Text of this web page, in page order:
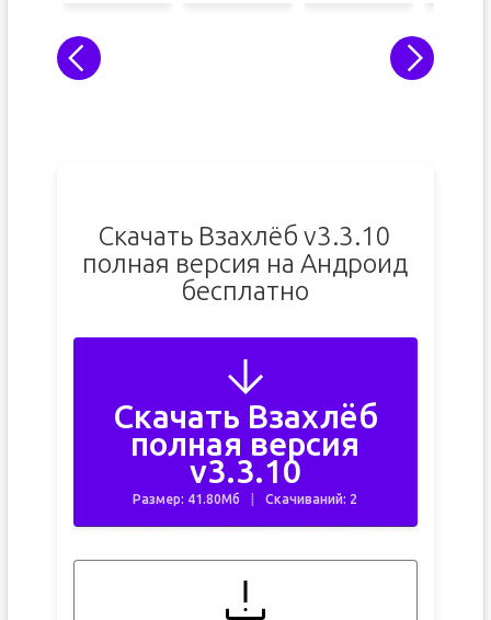
Скачать Взахлёб v3.3.10
полная версия на Андроид
бесплатно
Скачать Взахлёб
полная версия
v3.3.10
Размер: 41.80Мб Скачиваний: 2